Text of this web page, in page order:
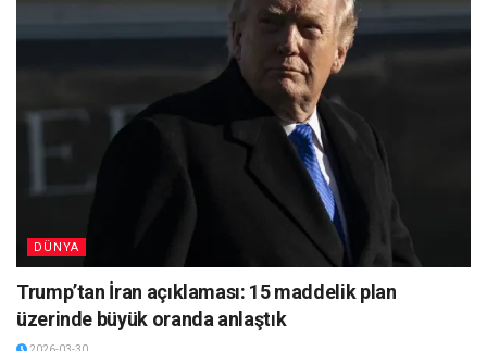
DÜNYA
Trump’tan İran açıklaması: 15 maddelik plan
üzerinde büyük oranda anlaştık